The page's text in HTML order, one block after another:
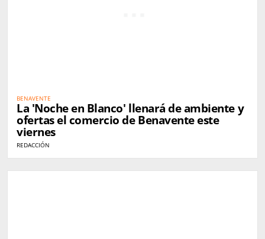
BENAVENTE
La 'Noche en Blanco' llenará de ambiente y
ofertas el comercio de Benavente este
viernes
REDACCIÓN